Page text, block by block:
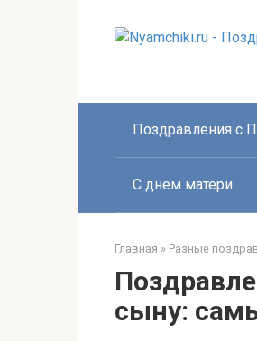
Поздравления с
С днем матери
Главная » Разные
сыну: